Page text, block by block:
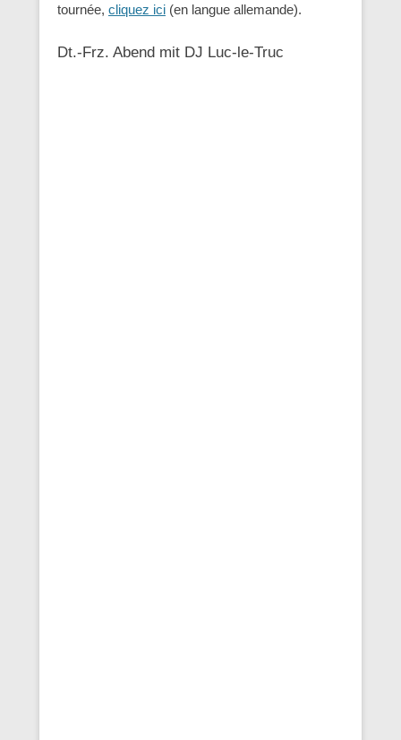
tournée, cliquez ici (en langue allemande).
Dt.-Frz. Abend mit DJ Luc-le-Truc